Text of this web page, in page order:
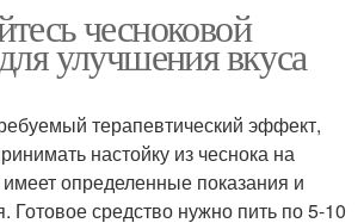
чесноковой
улучшения вкуса
терапевтический эффект,
настойку из чеснока на
имеет определенные показания и
Готовое средство нужно пить по 5-10